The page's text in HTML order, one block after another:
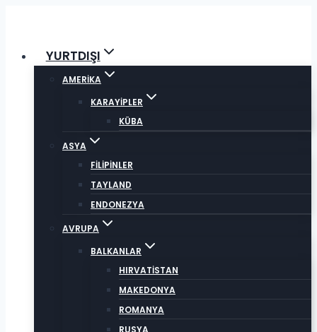
contentYURTDIŞI
AMERİKA
KARAYİPLER
KÜBA
ASYA
FİLİPİNLER
TAYLAND
ENDONEZYA
AVRUPA
BALKANLAR
HIRVATİSTAN
MAKEDONYA
ROMANYA
RUSYA